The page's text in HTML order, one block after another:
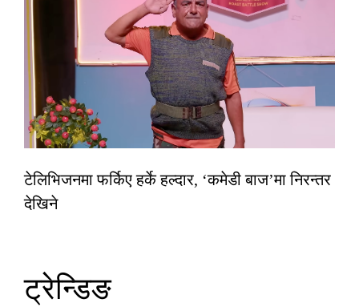
टेलिभिजनमा फर्किए हर्के हल्दार, ‘कमेडी बाज’मा निरन्तर
देखिने
ट्रेन्डिङ